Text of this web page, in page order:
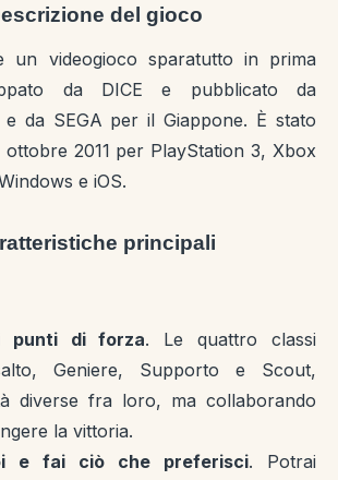
del gioco
un videogioco sparatutto in prima
da DICE e pubblicato da
da SEGA per il Giappone. È stato
2011 per PlayStation 3, Xbox
e iOS.
principali
di forza. Le quattro classi
Geniere, Supporto e Scout,
diverse fra loro, ma collaborando
la vittoria.
e fai ciò che preferisci. Potrai